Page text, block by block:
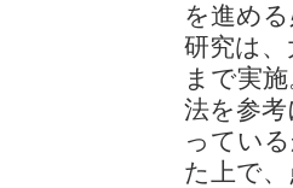
を進め
研究は
まで実
法を参
ってい
た上で